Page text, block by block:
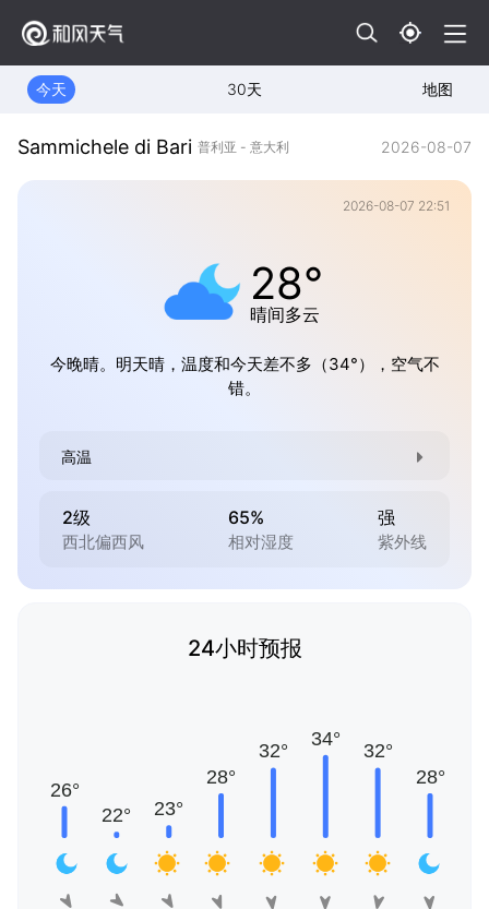
今天 30天 地图
Sammichele di Bari 普利亚 - 意大利 2026-08-07
2026-08-07 22:51
28°
晴间多云
今晚晴。明天晴，温度和今天差不多（34°），空气不
错。
高温
2级
西北偏西风
65%
相对湿度
强
紫外线
24小时预报